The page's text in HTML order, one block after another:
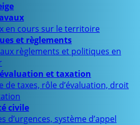
en cours sur le territoire
et règlements
règlements et politiques en
et taxation
de taxes, rôle d’évaluation, droit
civile
d’urgences, système d’appel